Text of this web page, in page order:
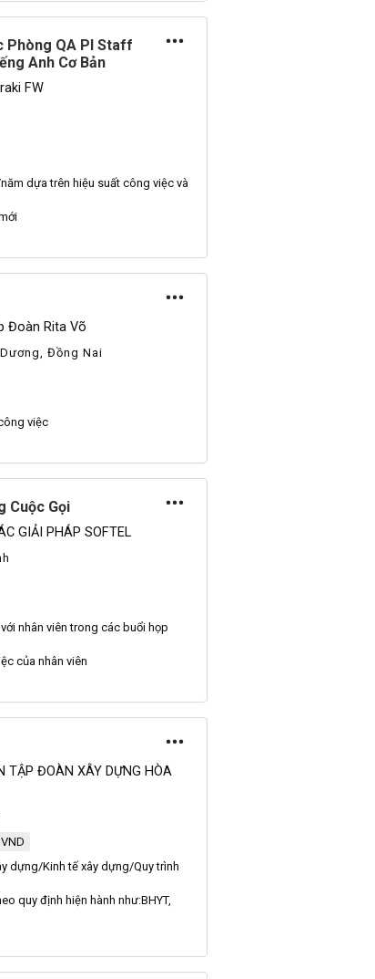
Phòng QA PI Staff
Anh Cơ Bản
FW
dựa trên hiệu suất công việc và
Đoàn Rita Võ
Đồng Nai
việc
Cuộc Gọi
GIẢI PHÁP SOFTEL
nhân viên trong các buổi họp
của nhân viên
TẬP ĐOÀN XÂY DỰNG HÒA
dựng/Kinh tế xây dựng/Quytrình
quy định hiện hành như:BHYT,